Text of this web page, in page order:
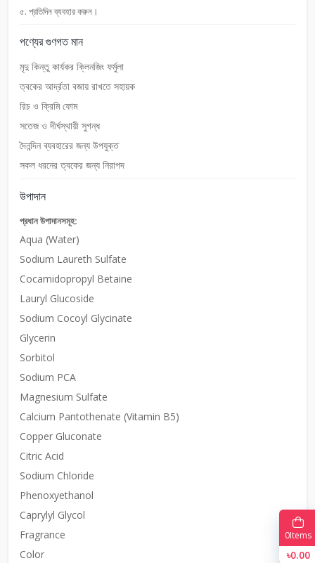
৫. প্রতিদিন ব্যবহার করুন।
পণ্যের গুণগত মান
মৃদু কিন্তু কার্যকর ক্লিনজিং ফর্মুলা
ত্বকের আর্দ্রতা বজায় রাখতে সহায়ক
রিচ ও ক্রিমি ফোম
সতেজ ও দীর্ঘস্থায়ী সুগন্ধ
দৈনন্দিন ব্যবহারের জন্য উপযুক্ত
সকল ধরনের ত্বকের জন্য নিরাপদ
উপাদান
প্রধান উপাদানসমূহ:
Aqua (Water)
Sodium Laureth Sulfate
Cocamidopropyl Betaine
Lauryl Glucoside
Sodium Cocoyl Glycinate
Glycerin
Sorbitol
Sodium PCA
Magnesium Sulfate
Calcium Pantothenate (Vitamin B5)
Copper Gluconate
Citric Acid
Sodium Chloride
Phenoxyethanol
Caprylyl Glycol
Fragrance
Color
0Items
৳0.00